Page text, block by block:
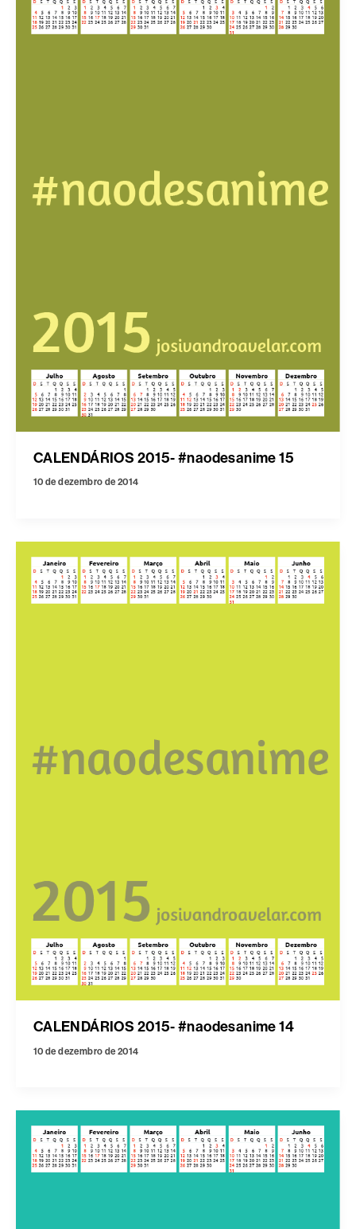
CALENDÁRIOS 2015- #naodesanime 15
10 de dezembro de 2014
CALENDÁRIOS 2015- #naodesanime 14
10 de dezembro de 2014